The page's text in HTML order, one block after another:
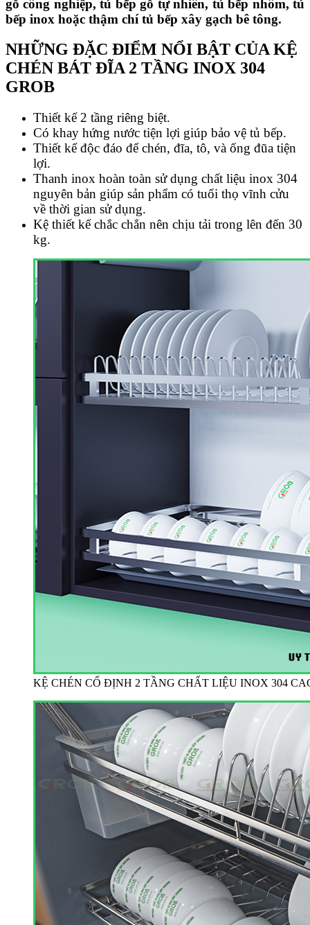
gỗ công nghiệp, tủ bếp gỗ tự nhiên, tủ bếp nhôm, tủ
bếp inox hoặc thậm chí tủ bếp xây gạch bê tông.
NHỮNG ĐẶC ĐIỂM NỔI BẬT CỦA KỆ
CHÉN BÁT ĐĨA 2 TẦNG INOX 304
GROB
Thiết kế 2 tầng riêng biệt.
Có khay hứng nước tiện lợi giúp bảo vệ tủ bếp.
Thiết kế độc đáo để chén, đĩa, tô, và ống đũa tiện
lợi.
Thanh inox hoàn toàn sử dụng chất liệu inox 304
nguyên bản giúp sản phẩm có tuổi thọ vĩnh cửu
về thời gian sử dụng.
Kệ thiết kế chắc chắn nên chịu tải trong lên đến 30
kg.
KỆ CHÉN CỐ ĐỊNH 2 TẦNG CHẤT LIỆU INOX 304